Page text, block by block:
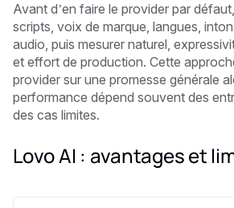
Avant d’en faire le provider par
scripts, voix de marque, langues,
audio, puis mesurer naturel,
et effort de production. Cette
provider sur une promesse générale
performance dépend souvent des
des cas limites.
Lovo AI : avantages et